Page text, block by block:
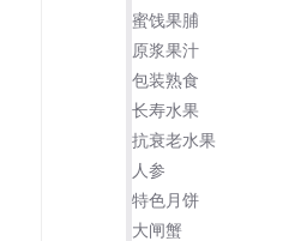
蜜饯果脯
原浆果汁
包装熟食
长寿水果
抗衰老水果
人参
特色月饼
大闸蟹